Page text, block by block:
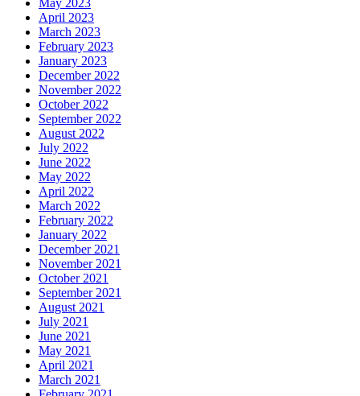
May 2023
April 2023
March 2023
February 2023
January 2023
December 2022
November 2022
October 2022
September 2022
August 2022
July 2022
June 2022
May 2022
April 2022
March 2022
February 2022
January 2022
December 2021
November 2021
October 2021
September 2021
August 2021
July 2021
June 2021
May 2021
April 2021
March 2021